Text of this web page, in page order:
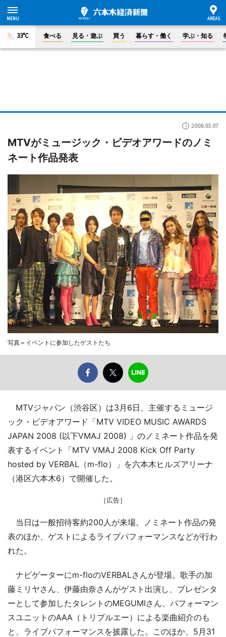
33°C 食べる 見る・遊ぶ 買う 暮らす・働く 学ぶ・知る
2008.03.07
MTVがミュージック・ビデオアワードのノミ
ネート作品発表
写真＝イベントに参加したゲストたち
MTVジャパン（渋谷区）は3月6日、主催するミュージ
ック・ビデオアワード「MTV VIDEO MUSIC AWARDS
JAPAN 2008 (以下VMAJ 2008) 」のノミネート作品を発
表するイベント「MTV VMAJ 2008 Kick Off Party
hosted by VERBAL（m-flo）」を六本木ヒルズアリーナ
（港区六本木6）で開催した。
［広告］
当日は一般招待客約200人が来場。ノミネート作品の発
表のほか、ゲストによるライブパフォーマンスなどが行わ
れた。
ナビゲーターにm-floのVERBALさんが登場。歌手の加
藤ミリヤさん、伊藤由奈さんがゲスト出演し、プレゼンタ
ーとして参加したタレントのMEGUMIさん、パフォーマン
スユニットのAAA（トリプルエー）による楽曲紹介のも
と、ライブパフォーマンスを披露した。このほか、5月31